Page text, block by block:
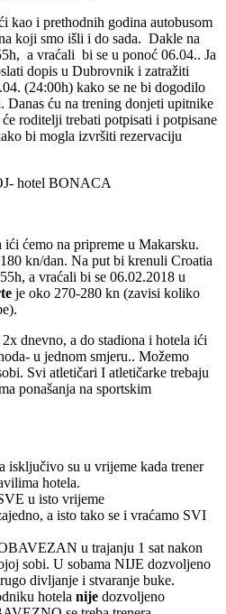
kao i prethodnih godina autobusom
koji smo išli i do sada. Dakle na
a vraćali bi se u ponoć 06.04.. Ja
dopis u Dubrovnik i zatražiti
(24:00h) kako se ne bi dogodilo
Danas ću na trening donjeti upitnike
roditelji trebati potpisati i potpisane
bi mogla izvršiti rezervaciju
hotel BONACA
ćemo na pripreme u Makarsku.
kn/dan. Na put bi krenuli Croatia
a vraćali bi se 06.02.2018 u
je oko 270-280 kn (zavisi koliko
dnevno, a do stadiona i hotela ići
u jednom smjeru.. Možemo
Svi atletičari I atletičarke trebaju
ponašanja na sportskim
isključivo su u vrijeme kada trener
hotela.
u isto vrijeme
a isto tako se i vraćamo SVI
u trajanju 1 sat nakon
sobi. U sobama NIJE dozvoljeno
divljanje i stvaranje buke.
hotela nije dozvoljeno